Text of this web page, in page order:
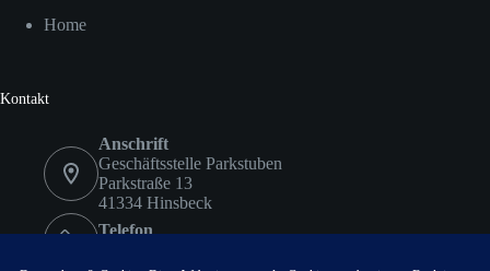
Home
Kontakt
Anschrift
Geschäftsstelle Parkstuben
Parkstraße 13
41334 Hinsbeck
Telefon